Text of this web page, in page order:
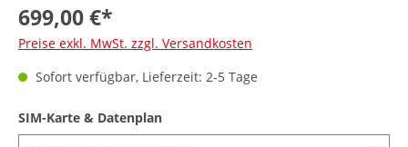
699,00 €*
Preise exkl. MwSt. zzgl. Versandkosten
Sofort verfügbar, Lieferzeit: 2-5 Tage
SIM-Karte & Datenplan